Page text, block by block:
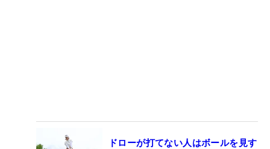
ドローが打てない人はボールを見す